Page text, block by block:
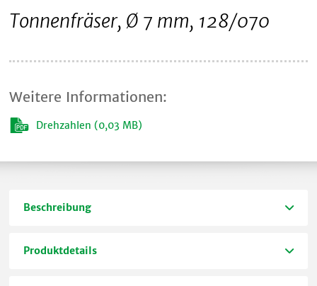
Tonnenfräser, Ø 7 mm, 128/070
Weitere Informationen:
Drehzahlen (0,03 MB)
Beschreibung
Produktdetails